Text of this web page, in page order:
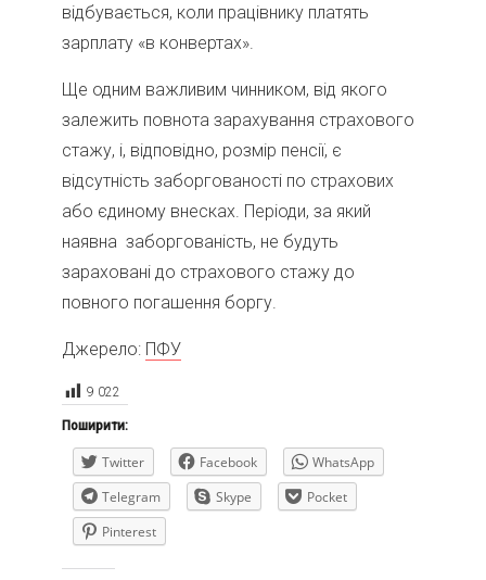
відбувається, коли працівнику платять
зарплату «в конвертах».
Ще одним важливим чинником, від якого
залежить повнота зарахування страхового
стажу, і, відповідно, розмір пенсії, є
відсутність заборгованості по страхових
або єдиному внесках. Періоди, за який
наявна заборгованість, не будуть
зараховані до страхового стажу до
повного погашення боргу.
Джерело: ПФУ
9 022
Поширити:
Twitter Facebook
WhatsApp
Telegram
Skype
Pocket
Pinterest